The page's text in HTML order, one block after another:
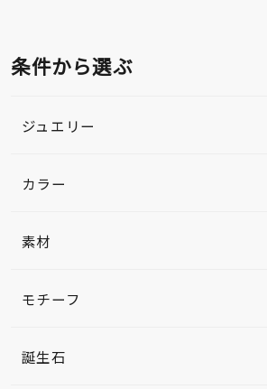
条件から選ぶ
ジュエリー
カラー
素材
モチーフ
誕生石